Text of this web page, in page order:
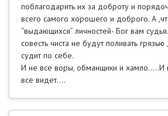
поблагодарить их за доброту и
всего самого хорошего и доброго. А
“выдающихся” личностей- Бог вам
совесть чиста не будут поливать
судит по себе.
И не все воры, обманщики и хамло.....И
все видет....